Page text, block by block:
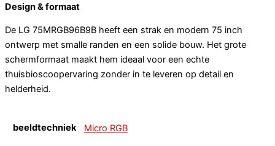
Design & formaat
De LG 75MRGB96B9B heeft een strak en modern 75 inch
ontwerp met smalle randen en een solide bouw. Het grote
schermformaat maakt hem ideaal voor een echte
thuisbioscoopervaring zonder in te leveren op detail en
helderheid.
beeldtechniek Micro RGB